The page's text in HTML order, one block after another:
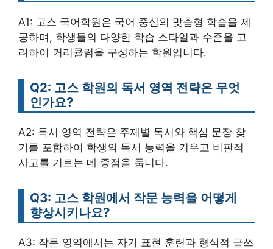
A1: 고스 국어학원은 국어 중심의 맞춤형 학습을 제
공하며, 학생들의 다양한 학습 스타일과 수준을 고
려하여 커리큘럼을 구성하는 학원입니다.
Q2: 고스 학원의 독서 영역 전략은 무엇
인가요?
A2: 독서 영역 전략은 주제별 독서와 핵심 문장 찾
기를 포함하여 학생의 독서 능력을 키우고 비판적
사고를 기르는 데 중점을 둡니다.
Q3: 고스 학원에서 작문 능력을 어떻게
향상시키나요?
A3: 작문 영역에서는 자기 표현 훈련과 형식적 글쓰